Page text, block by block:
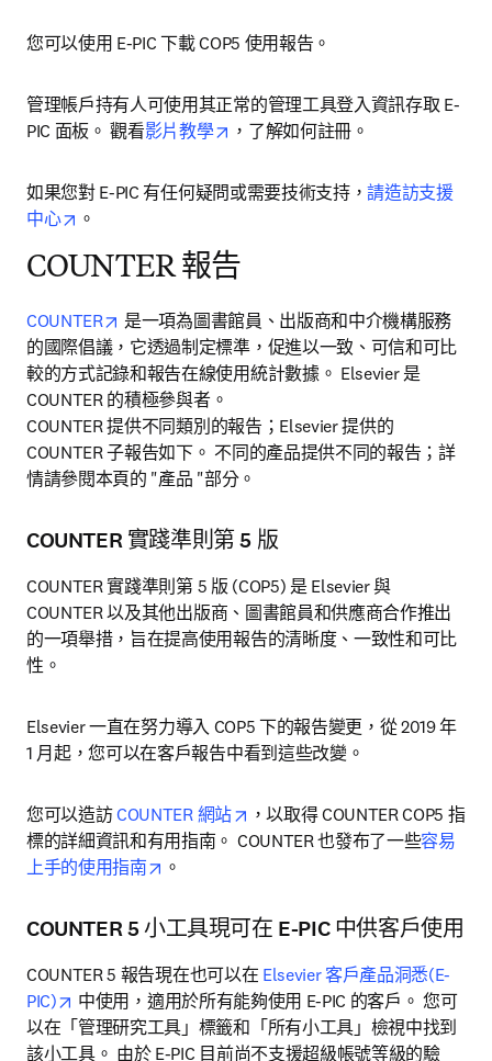
您可以使用 E-PIC 下載 COP5 使用報告。
管理帳戶持有人可使用其正常的管理工具登入資訊存取 E-
PIC 面板。 觀看影片教學 opens in new tab/window
，了解如何註冊。
如果您對 E-PIC 有任何疑問或需要技術支持，請造訪支援
中心
opens in new tab/window
。
COUNTER 報告
COUNTER opens in new tab/window
是一項為圖書館員、出版商和中介機構服務
的國際倡議，它透過制定標準，促進以一致、可信和可比
較的方式記錄和報告在線使用統計數據。 Elsevier 是
COUNTER 的積極參與者。
COUNTER 提供不同類別的報告；Elsevier 提供的
COUNTER 子報告如下。 不同的產品提供不同的報告；詳
情請參閱本頁的 "產品 "部分。
COUNTER 實踐準則第 5 版
COUNTER 實踐準則第 5 版 (COP5) 是 Elsevier 與
COUNTER 以及其他出版商、圖書館員和供應商合作推出
的一項舉措，旨在提高使用報告的清晰度、一致性和可比
性。
Elsevier 一直在努力導入 COP5 下的報告變更，從 2019 年
1 月起，您可以在客戶報告中看到這些改變。
您可以造訪 COUNTER 網站 opens in new tab/window
，以取得 COUNTER COP5 指
標的詳細資訊和有用指南。 COUNTER 也發布了一些容易
上手的使用指南
opens in new tab/window
。
COUNTER 5 小工具現可在 E-PIC 中供客戶使用
COUNTER 5 報告現在也可以在 Elsevier 客戶產品洞悉(E-
PIC)
opens in new tab/window
中使用，適用於所有能夠使用 E-PIC 的客戶。 您可
以在「管理研究工具」標籤和「所有小工具」檢視中找到
該小工具。 由於 E-PIC 目前尚不支援超級帳號等級的驗